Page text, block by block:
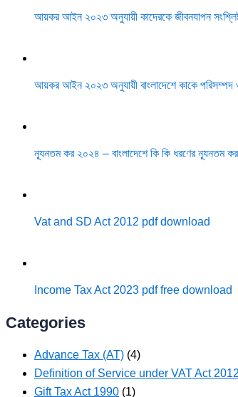
আয়কর আইন ২০২৩ অনুযায়ী কাদেরকে জীবনযাপন
আয়কর আইন ২০২৩ অনুযায়ী বাংলাদেশে কাকে পরিসম্পদ
ন্যূনতম কর ২০২৪ – বাংলাদেশে কি কি ধরণের ন্যূনতম
Vat and SD Act 2012 pdf download
Income Tax Act 2023 pdf free download
Categories
Advance Tax (AT) (4)
Definition of Service under VAT Act 2012
Gift Tax Act 1990 (1)